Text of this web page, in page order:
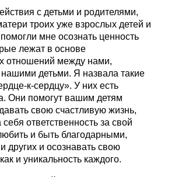
с детьми и родителями,
троих уже взрослых детей и
мне осознать ценность
лежат в основе
отношений между нами,
детьми. Я назвала такие
к-сердцу». У них есть
Они помогут вашим детям
свою счастливую жизнь,
ответственность за свой
и быть благодарными,
других и осознавать свою
и уникальность каждого.